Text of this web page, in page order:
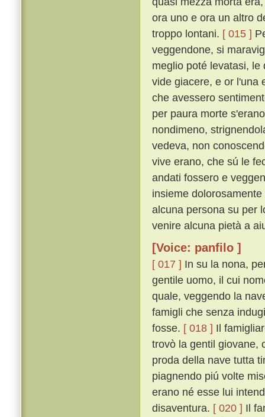
ora uno e ora un altro
troppo lontani. [ 015 ]
veggendone, si
meglio poté levatasi,
vide giacere, e or l'una
che avessero
per paura morte
nondimeno,
vedeva, non
vive erano, che sú le
andati fossero e
insieme
alcuna persona su per
venire alcuna pietà a
[Voice: panfilo ]
[ 017 ] In su la nona,
gentile uomo, il cui
quale, veggendo la
famigli che senza
fosse. [ 018 ] Il
trovò la gentil giovane,
proda della nave tutta
piagnendo piú volte
erano né esse lui
disaventura. [ 020 ] Il